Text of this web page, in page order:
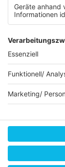
Bildnachweise
KI-Leitlinie
© RADIO